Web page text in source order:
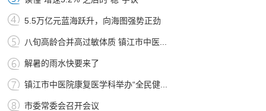
5.5万亿元蓝海跃升，向海图强势正劲
八旬高龄合并高过敏体质 镇江市中医...
解暑的雨水快要来了
镇江市中医院康复医学科举办“全民健...
市委常委会召开会议